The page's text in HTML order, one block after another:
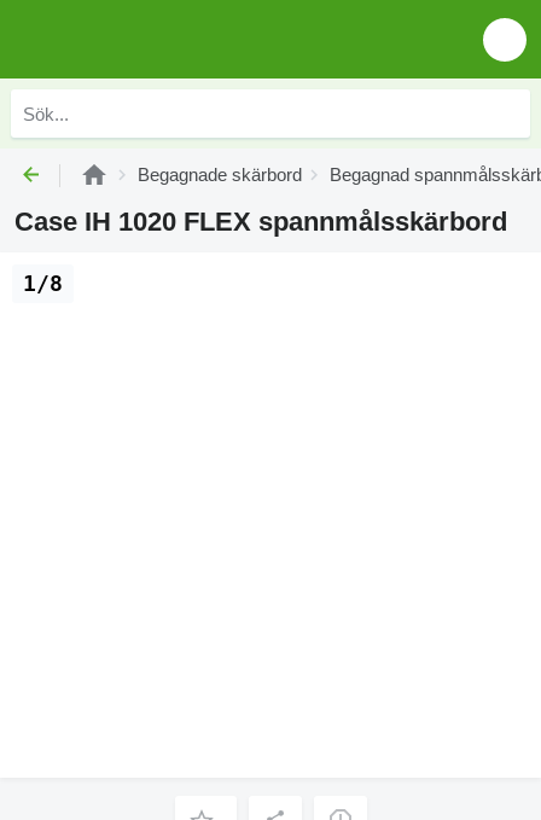
Begagnade skärbord Begagnad
Case IH 1020 FLEX spannmålsskärbord
1/8